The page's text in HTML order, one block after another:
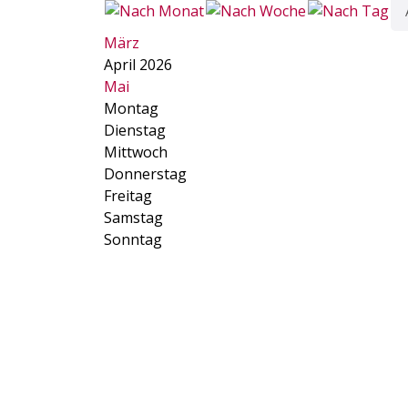
März
April 2026
Mai
Montag
Dienstag
Mittwoch
Donnerstag
Freitag
Samstag
Sonntag